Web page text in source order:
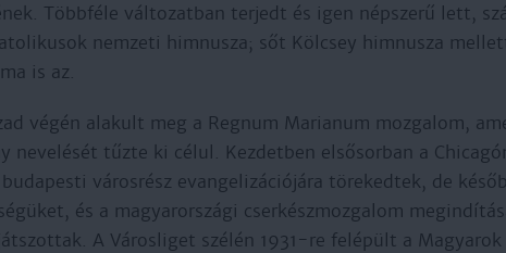
Többféle változatban terjedt és igen népszerű lett,
nemzeti himnusza; sőt Kölcsey himnusza
is az.
végén alakult meg a Regnum Marianum mozgalom,
nevelését tűzte ki célul. Kezdetben elsősorban a
városrész evangelizációjára törekedtek, de
és a magyarországi cserkészmozgalom
A Városliget szélén 1931-re felépült a Magyarok